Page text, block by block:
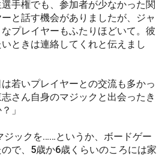
手権でも、参加者が少なかった関
と話す機会がありましたが、ジャ
プレイヤーもふたりほどいて。彼
ときは連絡してくれと伝えまし
若いプレイヤーとの交流も多かっ
さん自身のマジックと出会ったき
」
ックを……というか、ボードゲー
で、5歳か6歳くらいのころには家